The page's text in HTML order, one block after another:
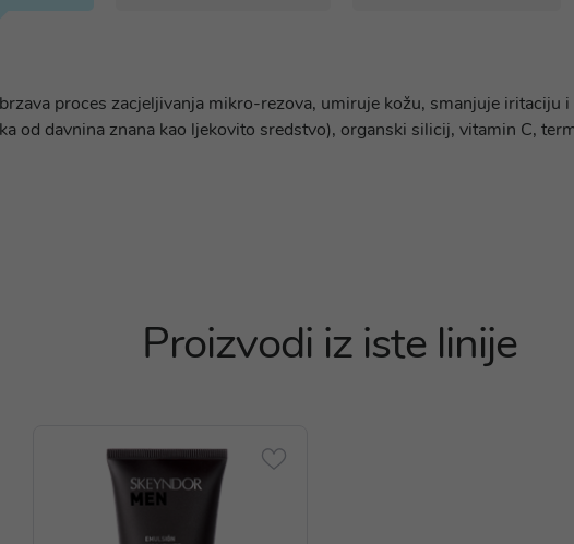
proces zacjeljivanja mikro-rezova, umiruje kožu, smanjuje iritaciju
od davnina znana kao ljekovito sredstvo), organski silicij, vitamin C,
Proizvodi iz iste linije